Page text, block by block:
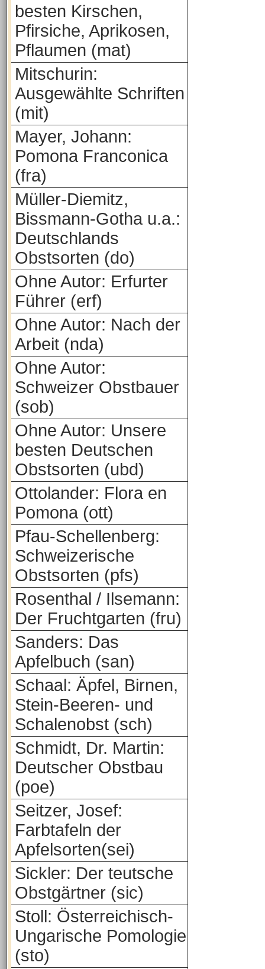
besten Kirschen,
Pfirsiche, Aprikosen,
Pflaumen (mat)
Mitschurin:
Ausgewählte Schriften
(mit)
Mayer, Johann:
Pomona Franconica
(fra)
Müller-Diemitz,
Bissmann-Gotha u.a.:
Deutschlands
Obstsorten (do)
Ohne Autor: Erfurter
Führer (erf)
Ohne Autor: Nach der
Arbeit (nda)
Ohne Autor:
Schweizer Obstbauer
(sob)
Ohne Autor: Unsere
besten Deutschen
Obstsorten (ubd)
Ottolander: Flora en
Pomona (ott)
Pfau-Schellenberg:
Schweizerische
Obstsorten (pfs)
Rosenthal / Ilsemann:
Der Fruchtgarten (fru)
Sanders: Das
Apfelbuch (san)
Schaal: Äpfel, Birnen,
Stein-Beeren- und
Schalenobst (sch)
Schmidt, Dr. Martin:
Deutscher Obstbau
(poe)
Seitzer, Josef:
Farbtafeln der
Apfelsorten(sei)
Sickler: Der teutsche
Obstgärtner (sic)
Stoll: Österreichisch-
Ungarische Pomologie
(sto)